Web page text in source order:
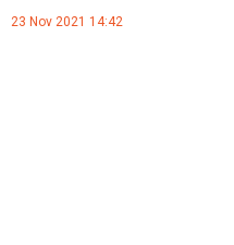
23 Nov 2021 14:42